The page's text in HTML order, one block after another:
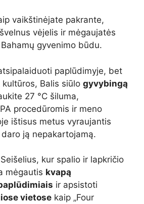
vaikštinėjate pakrante,
vėjelis ir mėgaujatės
gyvenimo būdu.
paplūdimyje, bet
Balis siūlo gyvybingą
27 °C šiluma,
procedūromis ir meno
ištisus metus vyraujantis
ją nepakartojamą.
kur spalio ir lapkričio
mėgautis kvapą
ir apsistoti
vietose kaip „Four